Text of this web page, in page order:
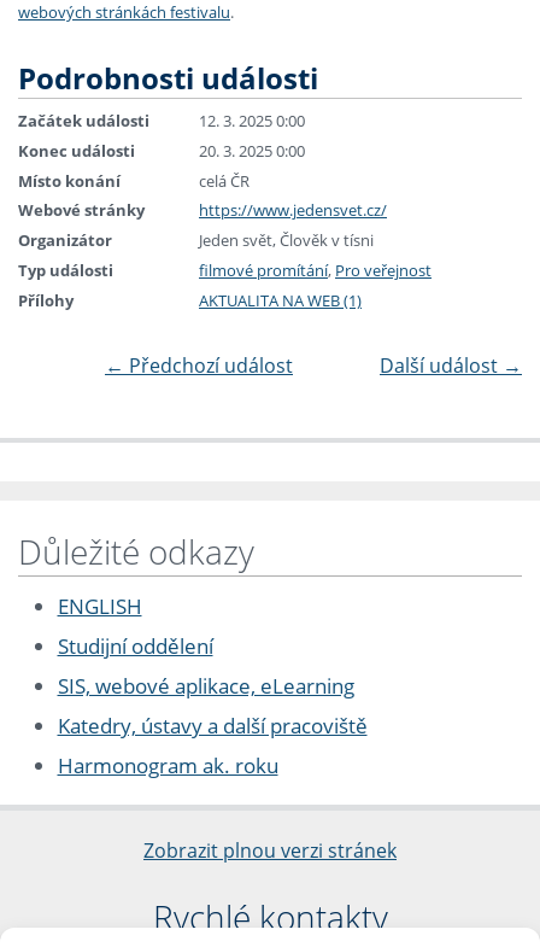
webových stránkách festivalu.
Podrobnosti události
Začátek události
12. 3. 2025 0:00
Konec události
20. 3. 2025 0:00
Místo konání
celá ČR
Webové stránky
https://www.jedensvet.cz/
Organizátor
Jeden svět, Člověk v tísni
Typ události
filmové promítání, Pro veřejnost
Přílohy
AKTUALITA NA WEB (1)
← Předchozí událost Další událost →
Důležité odkazy
ENGLISH
Studijní oddělení
SIS, webové aplikace, eLearning
Katedry, ústavy a další pracoviště
Harmonogram ak. roku
Zobrazit plnou verzi stránek
Rychlé kontakty